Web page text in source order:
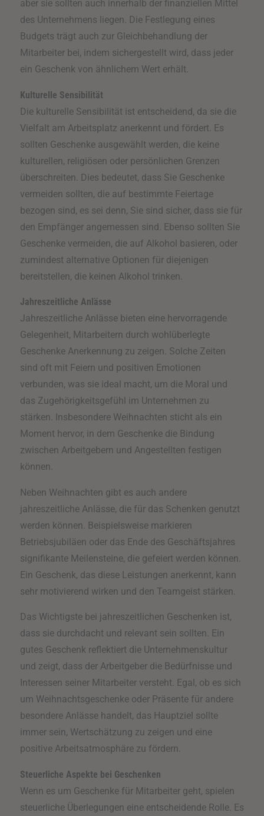
aber sie sollten auch innerhalb der finanziellen Mittel
des Unternehmens liegen. Die Festlegung eines
Budgets trägt auch zur Gleichbehandlung der
Mitarbeiter bei, indem sichergestellt wird, dass jeder
ein Geschenk von ähnlichem Wert erhält.
Kulturelle Sensibilität
Die kulturelle Sensibilität ist entscheidend, da sie die
Vielfalt am Arbeitsplatz anerkennt und fördert. Es
sollten Geschenke ausgewählt werden, die keine
kulturellen, religiösen oder persönlichen Grenzen
überschreiten. Dies bedeutet, dass Sie Geschenke
vermeiden sollten, die auf bestimmte Feiertage
bezogen sind, es sei denn, Sie sind sicher, dass sie für
den Empfänger angemessen sind. Ebenso sollten Sie
Geschenke vermeiden, die auf Alkohol basieren, oder
zumindest alternative Optionen für diejenigen
bereitstellen, die keinen Alkohol trinken.
Jahreszeitliche Anlässe
Jahreszeitliche Anlässe bieten eine hervorragende
Gelegenheit, Mitarbeitern durch wohlüberlegte
Geschenke Anerkennung zu zeigen. Solche Zeiten
sind oft mit Feiern und positiven Emotionen
verbunden, was sie ideal macht, um die Moral und
das Zugehörigkeitsgefühl im Unternehmen zu
stärken. Insbesondere Weihnachten sticht als ein
Moment hervor, in dem Geschenke die Bindung
zwischen Arbeitgebern und Angestellten festigen
können.
Neben Weihnachten gibt es auch andere
jahreszeitliche Anlässe, die für das Schenken genutzt
werden können. Beispielsweise markieren
Betriebsjubiläen oder das Ende des Geschäftsjahres
signifikante Meilensteine, die gefeiert werden können.
Ein Geschenk, das diese Leistungen anerkennt, kann
sehr motivierend wirken und den Teamgeist stärken.
Das Wichtigste bei jahreszeitlichen Geschenken ist,
dass sie durchdacht und relevant sein sollten. Ein
gutes Geschenk reflektiert die Unternehmenskultur
und zeigt, dass der Arbeitgeber die Bedürfnisse und
Interessen seiner Mitarbeiter versteht. Egal, ob es sich
um Weihnachtsgeschenke oder Präsente für andere
besondere Anlässe handelt, das Hauptziel sollte
immer sein, Wertschätzung zu zeigen und eine
positive Arbeitsatmosphäre zu fördern.
Steuerliche Aspekte bei Geschenken
Wenn es um Geschenke für Mitarbeiter geht, spielen
steuerliche Überlegungen eine entscheidende Rolle. Es